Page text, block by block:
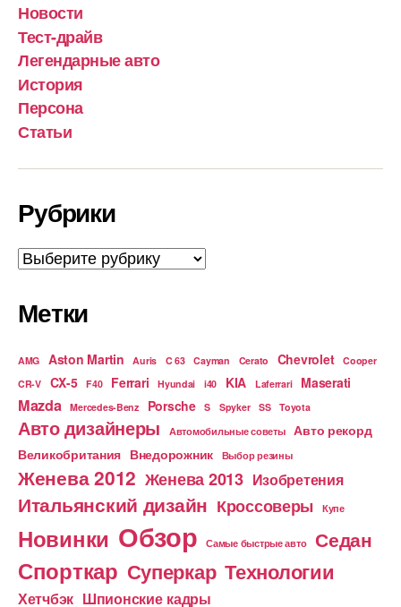
Новости
Тест-драйв
Легендарные авто
История
Персона
Статьи
Рубрики
Рубрики
Метки
AMG Aston Martin Auris C 63 Cayman Cerato Chevrolet
Cooper
CR-V
CX-5 F40 Ferrari Hyundai i40 KIA Laferrari Maserati
Mazda Mercedes-Benz Porsche S Spyker SS Toyota
Авто дизайнеры Автомобильные советы
Авто рекорд
Великобритания Внедорожник Выбор резины
Женева 2012 Женева 2013 Изобретения
Итальянский дизайн Кроссоверы Купе
Новинки Обзор Самые быстрые авто Седан
Спорткар Суперкар Технологии
Хетчбэк Шпионские кадры